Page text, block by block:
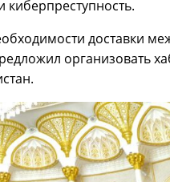
киберпреступность.
доставки
организовать